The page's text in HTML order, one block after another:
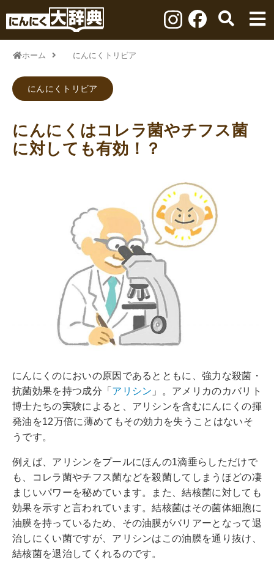
ホーム にんにくトリビア
にんにくトリビア
にんにくはコレラ菌やチフス菌
に対しても有効！？
にんにくのにおいの原因であるとともに、強力な殺菌・
抗菌効果を持つ成分「 アリシン 」。アメリカのカバリト
博士たちの実験によると、アリシンを含むにんにくの揮
発油を12万倍に薄めてもその効力を失うことはないそ
うです。
例えば、アリシンをプールにほんの1滴垂らしただけで
も、コレラ菌やチフス菌などを殺菌してしまうほどの凄
まじいパワーを秘めています。また、結核菌に対しても
効果を示すと言われています。結核菌はその菌体細胞に
油膜を持っているため、その油膜がバリアーとなって退
治しにくい菌ですが、アリシンはこの油膜を通り抜け、
結核菌を退治してくれるのです。